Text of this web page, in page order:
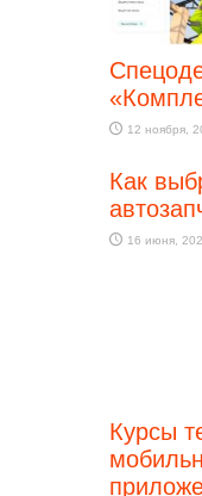
12 ноября,
Как
16 июня,
Курсы